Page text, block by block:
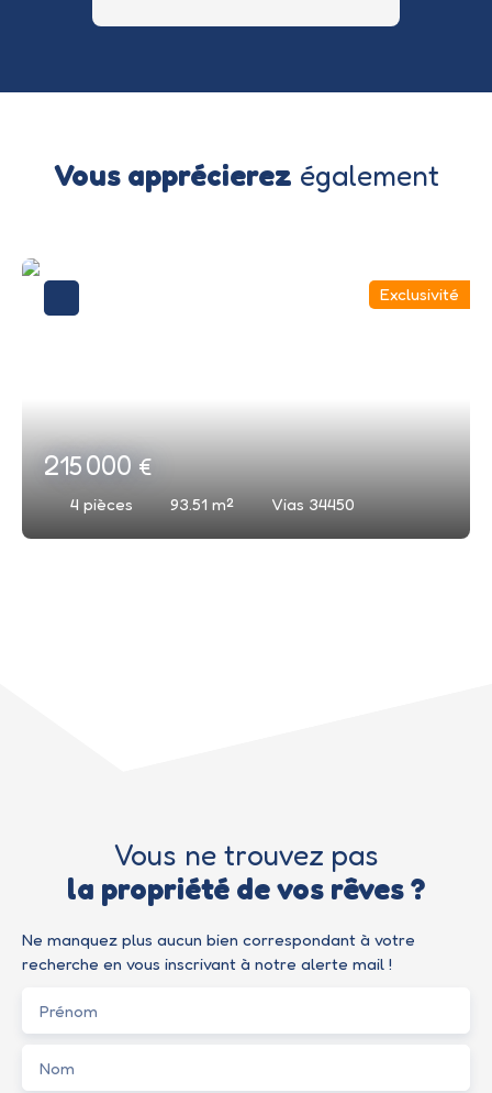
Vous apprécierez également
215 000€
4 pièces 93.51 m² Vias 34450
Exclusivité
Vous ne trouvez pas
la propriété de vos rêves ?
Ne manquez plus aucun bien correspondant à votre
recherche en vous inscrivant à notre alerte mail !
Prénom
Nom